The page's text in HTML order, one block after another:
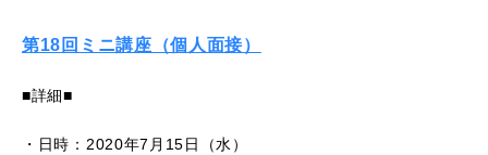
第18回ミニ講座（個人面接）
■詳細■
・日時：2020年7月15日（水）